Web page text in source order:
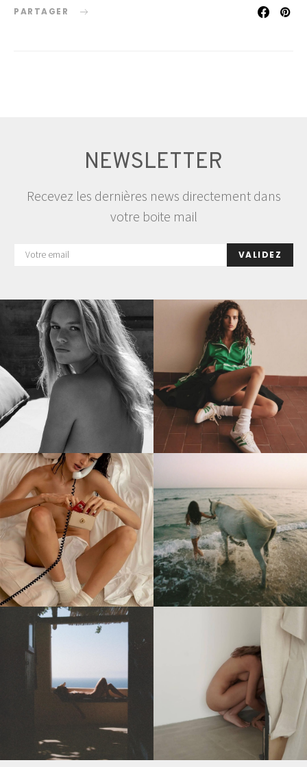
PARTAGER
NEWSLETTER
Recevez les dernières news directement dans
votre boite mail
VALIDEZ